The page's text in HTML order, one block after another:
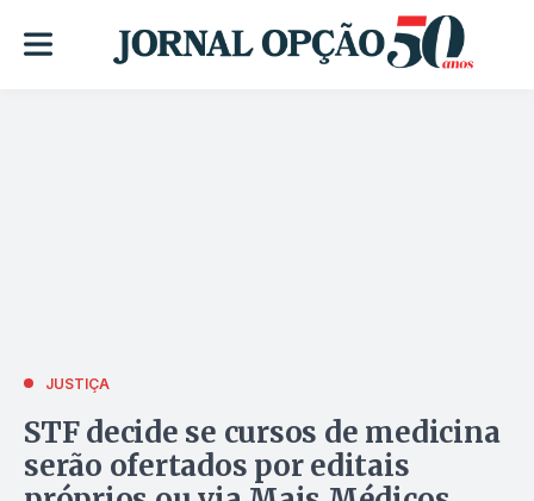
JUSTIÇA
STF decide se cursos de medicina
serão ofertados por editais